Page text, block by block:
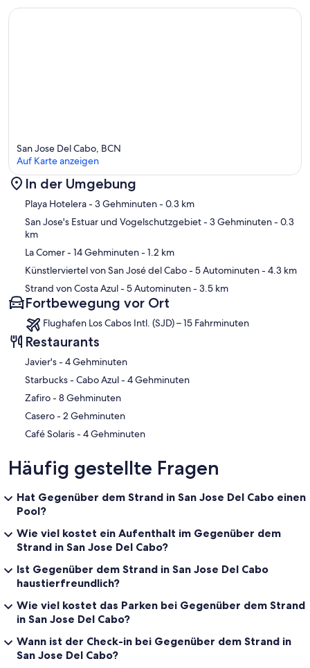
Karte
San Jose Del Cabo, BCN
Auf Karte anzeigen
In der Umgebung
Playa Hotelera- 3 Gehminuten- 0.3 km
San Jose's Estuar und Vogelschutzgebiet- 3 Gehminuten- 0.3
km
La Comer- 14 Gehminuten- 1.2 km
Künstlerviertel von San José del Cabo- 5 Autominuten- 4.3 km
Strand von Costa Azul- 5 Autominuten- 3.5 km
Fortbewegung vor Ort
Flughafen Los Cabos Intl. (SJD) – 15 Fahrminuten
Restaurants
‪Javier's - ‬4 Gehminuten
‪Starbucks - Cabo Azul - ‬4 Gehminuten
‪Zafiro - ‬8 Gehminuten
‪Casero - ‬2 Gehminuten
‪Café Solaris - ‬4 Gehminuten
Häufig gestellte Fragen
Hat Gegenüber dem Strand in San Jose Del Cabo einen
Pool?
Wie viel kostet ein Aufenthalt im Gegenüber dem
Strand in San Jose Del Cabo?
Ist Gegenüber dem Strand in San Jose Del Cabo
haustierfreundlich?
Wie viel kostet das Parken bei Gegenüber dem Strand
in San Jose Del Cabo?
Wann ist der Check-in bei Gegenüber dem Strand in
San Jose Del Cabo?